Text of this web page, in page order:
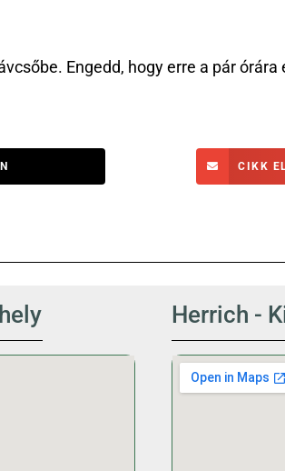
Engedd, hogy erre a pár órára
CIKK
Herrich -